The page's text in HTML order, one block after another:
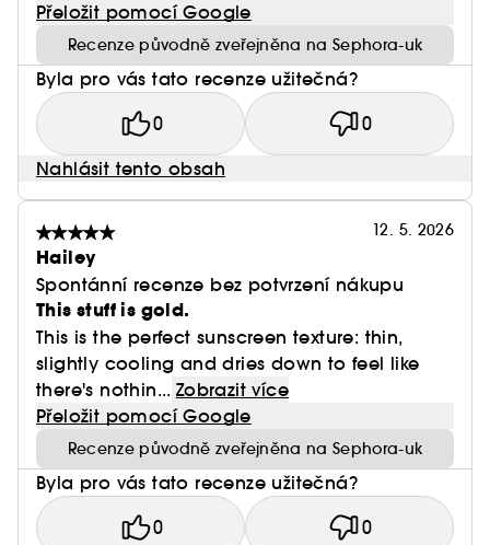
Přeložit pomocí Google
Recenze původně zveřejněna na Sephora-uk
Byla pro vás tato recenze užitečná?
0 0
Nahlásit tento obsah
12. 5. 2026
Hailey
Spontánní recenze bez potvrzení nákupu
This stuff is gold.
This is the perfect sunscreen texture: thin,
slightly cooling and dries down to feel like
there's nothin... Zobrazit více
Přeložit pomocí Google
Recenze původně zveřejněna na Sephora-uk
Byla pro vás tato recenze užitečná?
0 0